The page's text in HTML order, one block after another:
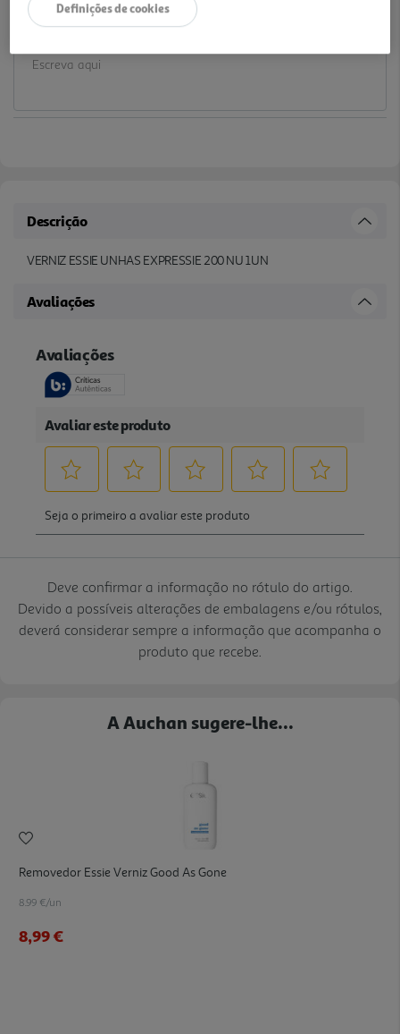
Notas de preparação
Descrição
VERNIZ ESSIE UNHAS EXPRESSIE 200 NU 1UN
Avaliações
Deve confirmar a informação no rótulo do artigo.
Devido a possíveis alterações de embalagens e/ou rótulos,
deverá considerar sempre a informação que acompanha o
produto que recebe.
A Auchan sugere-lhe...
Removedor Essie Verniz Good As Gone
8.99 €/un
8,99 €
Definições de cookies